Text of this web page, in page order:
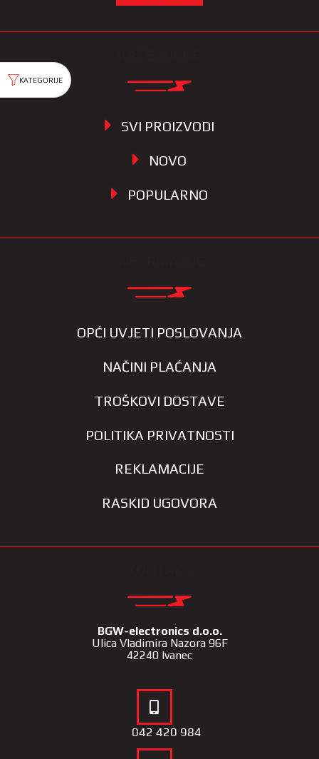
SVI PROIZVODI
NOVO
POPULARNO
OPĆI UVJETI POSLOVANJA
NAČINI PLAĆANJA
TROŠKOVI DOSTAVE
POLITIKA PRIVATNOSTI
REKLAMACIJE
RASKID UGOVORA
BGW-electronics d.o.o.
Ulica Vladimira Nazora 96F
42240 Ivanec
042 420 984